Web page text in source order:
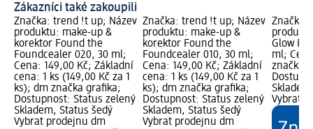
Zákazníci také zakoupili
Značka: trend !t up; Název
produktu: make-up &
korektor Found the
Foundcealer 020, 30 ml;
Cena: 149,00 Kč; Základní
cena: 1 ks (149,00 Kč za 1
ks); dm značka grafika;
Dostupnost: Status zelený
Skladem, Status šedý
Vybrat prodejnu dm
Značka: trend !t up; Název
produktu: make-up &
korektor Found the
Foundcealer 010, 30 ml;
Cena: 149,00 Kč; Základní
cena: 1 ks (149,00 Kč za 1
ks); dm značka grafika;
Dostupnost: Status zelený
Skladem, Status šedý
Vybrat prodejnu dm
Značka:
Glow
ml;
značka
Vybrat